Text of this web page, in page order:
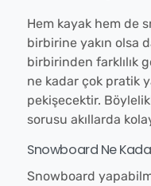
Hem kayak hem de
birbirine yakın olsa
birbirinden farklılık
ne kadar çok pratik
pekişecektir.
sorusu akıllarda
Snowboard Ne
Snowboard